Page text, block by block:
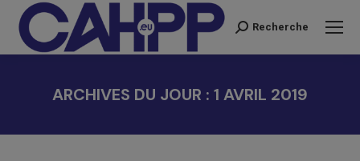
Recherche
Recherche
ARCHIVES DU JOUR : 1 AVRIL 2019